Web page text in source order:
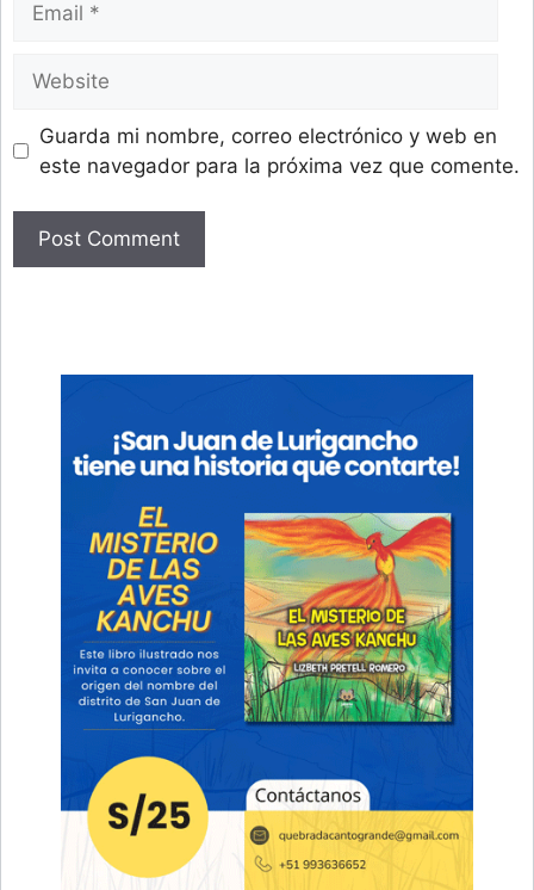
Guarda mi nombre, correo electrónico y web en
este navegador para la próxima vez que comente.